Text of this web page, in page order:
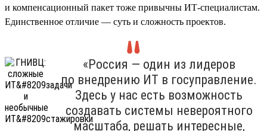
и компенсационный пакет тоже привычны ИТ-специалистам.
Единственное отличие — суть и сложность проектов.
«Россия — один из лидеров
по внедрению ИТ в госуправление.
Здесь у нас есть возможность
создавать системы невероятного
масштаба, решать интересные,